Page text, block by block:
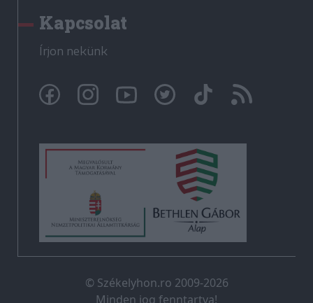
Kapcsolat
Írjon nekünk
© Székelyhon.ro 2009-2026
Minden jog fenntartva!